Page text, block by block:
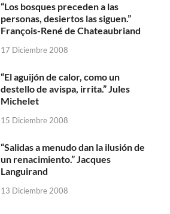
“Los bosques preceden a las
personas, desiertos las siguen.”
François-René de Chateaubriand
17 Diciembre 2008
“El aguijón de calor, como un
destello de avispa, irrita.” Jules
Michelet
15 Diciembre 2008
“Salidas a menudo dan la ilusión de
un renacimiento.” Jacques
Languirand
13 Diciembre 2008